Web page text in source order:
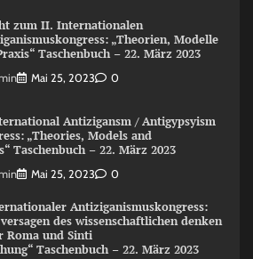
zum II. Internationalen
„Theorien, Modelle
Taschenbuch – 22. März 2023
Mai 25, 2023 0
Antizigansm / Antigypsyism
„Theories, Models and
Taschenbuch – 22. März 2023
Mai 25, 2023 0
Antiziganismuskongress:
versagen des wissenschaftlichen denken
Roma und Sinti
Taschenbuch – 22. März 2023